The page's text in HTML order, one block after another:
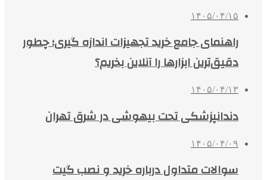
۱۴۰۵/۰۴/۱۵
راهنمای جامع خرید تجهیزات اندازه گیری؛ چطور
دقیق‌ترین ابزارها را آنلاین بخریم؟
۱۴۰۵/۰۴/۱۳
دندانپزشکی تحت بیهوشی در شرق تهران
۱۴۰۵/۰۴/۰۹
سوالات متداول درباره خرید و نصب گیت